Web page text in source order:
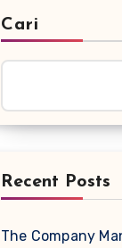
Cari
Recent Posts
The Company